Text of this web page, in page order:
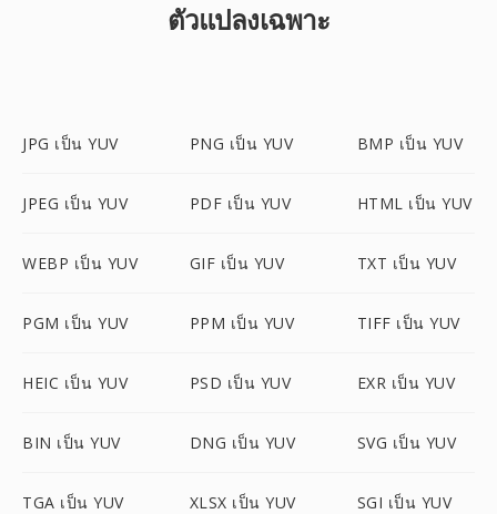
ตัวแปลงเฉพาะ
JPG เป็น YUV PNG เป็น YUV BMP เป็น YUV
JPEG เป็น YUV PDF เป็น YUV HTML เป็น YUV
WEBP เป็น YUV GIF เป็น YUV TXT เป็น YUV
PGM เป็น YUV PPM เป็น YUV TIFF เป็น YUV
HEIC เป็น YUV PSD เป็น YUV EXR เป็น YUV
BIN เป็น YUV DNG เป็น YUV SVG เป็น YUV
TGA เป็น YUV XLSX เป็น YUV SGI เป็น YUV